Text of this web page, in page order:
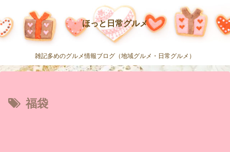
ほっと日常グルメ
雑記多めのグルメ情報ブログ（地域グルメ・日常グルメ）
福袋